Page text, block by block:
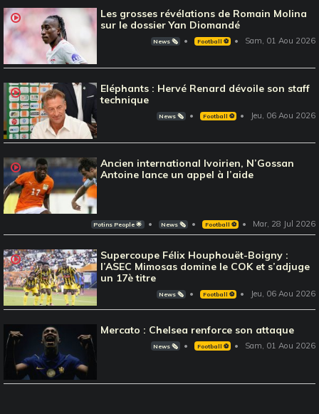
Les grosses révélations de Romain Molina
sur le dossier Yan Diomandé
News 🗞️ Football ⚽️ Sam, 01 Aou 2026
Eléphants : Hervé Renard dévoile son staff
technique
News 🗞️ Football ⚽️ Jeu, 06 Aou 2026
Ancien international Ivoirien, N’Gossan
Antoine lance un appel à l’aide
Potins People 🌟 News 🗞️ Football ⚽️ Mar, 28 Jul 2026
Supercoupe Félix Houphouët-Boigny :
l’ASEC Mimosas domine le COK et s’adjuge
un 17è titre
News 🗞️ Football ⚽️ Jeu, 06 Aou 2026
Mercato : Chelsea renforce son attaque
News 🗞️ Football ⚽️ Sam, 01 Aou 2026